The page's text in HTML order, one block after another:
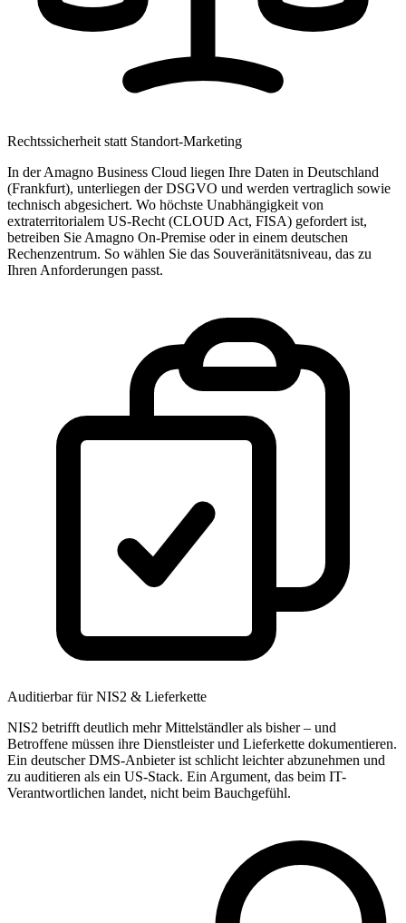
Rechtssicherheit statt Standort-Marketing
In der Amagno Business Cloud liegen Ihre Daten in Deutschland
(Frankfurt), unterliegen der DSGVO und werden vertraglich sowie
technisch abgesichert. Wo höchste Unabhängigkeit von
extraterritorialem US-Recht (CLOUD Act, FISA) gefordert ist,
betreiben Sie Amagno On-Premise oder in einem deutschen
Rechenzentrum. So wählen Sie das Souveränitätsniveau, das zu
Ihren Anforderungen passt.
Auditierbar für NIS2 & Lieferkette
NIS2 betrifft deutlich mehr Mittelständler als bisher – und
Betroffene müssen ihre Dienstleister und Lieferkette dokumentieren.
Ein deutscher DMS-Anbieter ist schlicht leichter abzunehmen und
zu auditieren als ein US-Stack. Ein Argument, das beim IT-
Verantwortlichen landet, nicht beim Bauchgefühl.